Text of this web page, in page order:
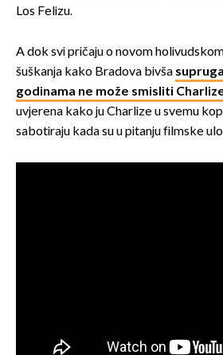
Los Felizu.
A dok svi pričaju o novom
šuškanja kako Bradova bivša
godinama ne može smisliti
uvjerena kako ju Charlize u svemu
sabotiraju kada su u pitanju filmske